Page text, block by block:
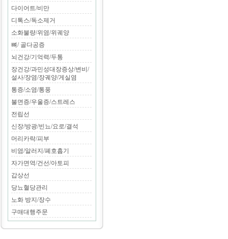
다이어트/비만
디톡스/독소제거
소화불량/위염/위궤양
뼈/ 골다공증
뇌건강/기억력/두통
장건강/과민성대장증상/변비/
설사/장염/장궤양/게실염
통증/소염/통풍
불면증/우울증/스트레스
전립선
신장/방광/빈뇨/요로/결석
머리카락/피부
비염/알러지/폐호흡기
자가면역/건선/아토피
갑상선
당뇨혈당관리
노화 방지/장수
구매대행주문